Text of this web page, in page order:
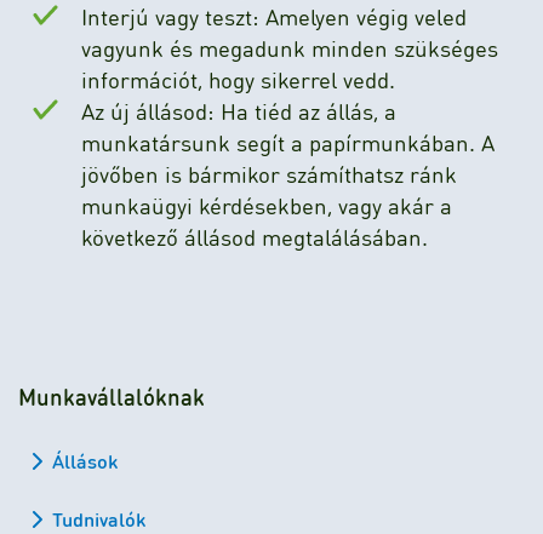
Interjú vagy teszt: Amelyen végig veled
vagyunk és megadunk minden szükséges
információt, hogy sikerrel vedd.
Az új állásod: Ha tiéd az állás, a
munkatársunk segít a papírmunkában. A
jövőben is bármikor számíthatsz ránk
munkaügyi kérdésekben, vagy akár a
következő állásod megtalálásában.
Munkavállalóknak
Állások
Tudnivalók